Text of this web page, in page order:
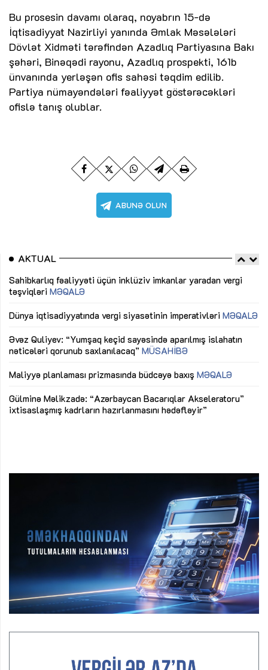
Bu prosesin davamı olaraq, noyabrın 15-də
İqtisadiyyat Nazirliyi yanında Əmlak Məsələləri
Dövlət Xidməti tərəfindən Azadlıq Partiyasına Bakı
şəhəri, Binəqədi rayonu, Azadlıq prospekti, 161b
ünvanında yerləşən ofis sahəsi təqdim edilib.
Partiya nümayəndələri fəaliyyət göstərəcəkləri
ofislə tanış olublar.
AKTUAL
Sahibkarlıq fəaliyyəti üçün inklüziv imkanlar yaradan vergi
təşviqləri MƏQALƏ
Dünya iqtisadiyyatında vergi siyasətinin imperativləri MƏQALƏ
Əvəz Quliyev: “Yumşaq keçid sayəsində aparılmış islahatın
nəticələri qorunub saxlanılacaq” MÜSAHİBƏ
Maliyyə planlaması prizmasında büdcəyə baxış MƏQALƏ
Gülminə Məlikzadə: “Azərbaycan Bacarıqlar Akseleratoru”
ixtisaslaşmış kadrların hazırlanmasını hədəfləyir”